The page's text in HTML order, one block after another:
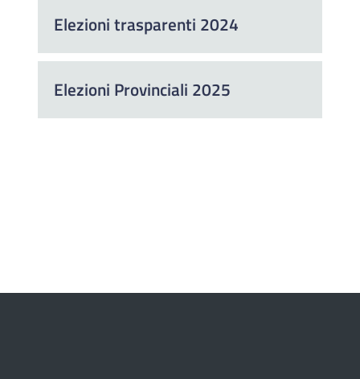
Elezioni trasparenti 2024
Elezioni Provinciali 2025